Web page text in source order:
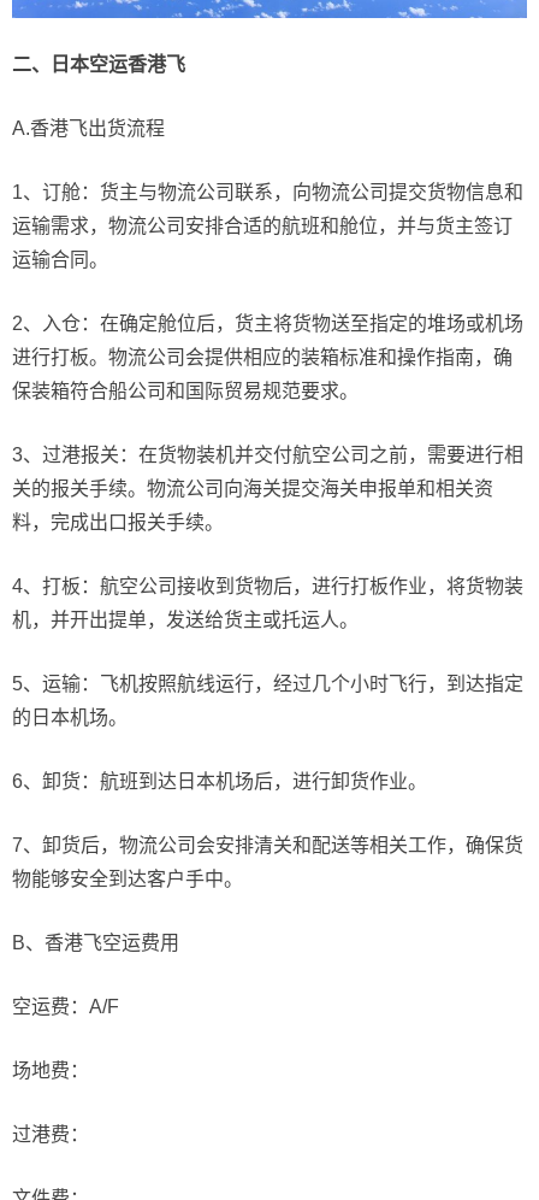
二、日本空运香港飞
A.香港飞出货流程
1、订舱：货主与物流公司联系，向物流公司提交货物信息和
运输需求，物流公司安排合适的航班和舱位，并与货主签订
运输合同。
2、入仓：在确定舱位后，货主将货物送至指定的堆场或机场
进行打板。物流公司会提供相应的装箱标准和操作指南，确
保装箱符合船公司和国际贸易规范要求。
3、过港报关：在货物装机并交付航空公司之前，需要进行相
关的报关手续。物流公司向海关提交海关申报单和相关资
料，完成出口报关手续。
4、打板：航空公司接收到货物后，进行打板作业，将货物装
机，并开出提单，发送给货主或托运人。
5、运输：飞机按照航线运行，经过几个小时飞行，到达指定
的日本机场。
6、卸货：航班到达日本机场后，进行卸货作业。
7、卸货后，物流公司会安排清关和配送等相关工作，确保货
物能够安全到达客户手中。
B、香港飞空运费用
空运费：A/F
场地费：
过港费：